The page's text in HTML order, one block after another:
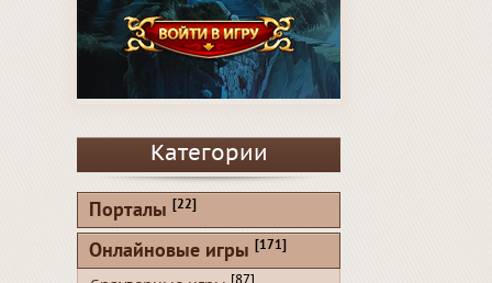
Категории
Порталы [22]
Онлайновые игры [171]